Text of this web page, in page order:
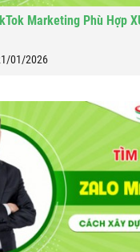
Marketing Phù Hợp
01/2026